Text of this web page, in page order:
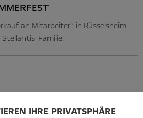
IHRE PRIVATSPHÄRE
an Mitarbeiter“ in Rüsselsheim
Familie.